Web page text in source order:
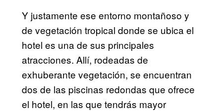
Y justamente ese entorno montañoso y
de vegetación tropical donde se ubica el
hotel es una de sus principales
atracciones. Allí, rodeadas de
exhuberante vegetación, se encuentran
dos de las piscinas redondas que ofrece
el hotel, en las que tendrás mayor